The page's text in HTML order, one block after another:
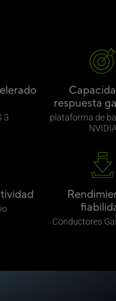
3
respuesta
plataforma de
Conductores